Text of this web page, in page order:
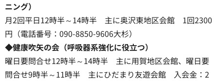
ニング）
月2回平日12時半～14時半 主に奥沢東地区会館 1回2300
円（電話番号：090-8850-9606大杉）
◆健康吹矢の会（呼吸器系強化に役立つ）
曜日要問合せ12時半～14時半 主に用賀地区会館、曜日要
問合せ9時半～11時半 主にひだまり友遊会館 入会金：2